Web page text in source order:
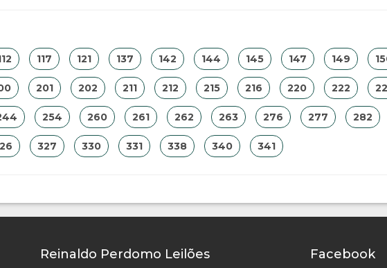
117 121 137 142 144 145 147 149
201 202 211 212 215 216 220 222
254 260 261 262 263 276 277 282
327 330 331 338 340 341
Reinaldo Perdomo Leilões Facebook